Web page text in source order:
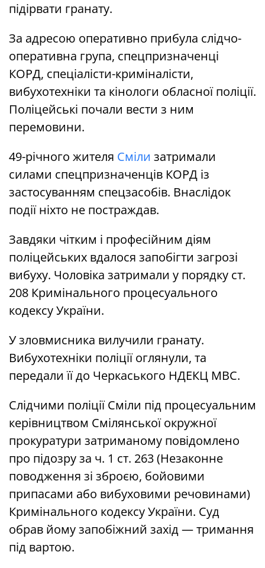
підірвати гранату.
За адресою оперативно прибула слідчо-
оперативна група, спецпризначенці
КОРД, спеціалісти-криміналісти,
вибухотехніки та кінологи обласної поліції.
Поліцейські почали вести з ним
перемовини.
49-річного жителя Сміли затримали
силами спецпризначенців КОРД із
застосуванням спецзасобів. Внаслідок
події ніхто не постраждав.
Завдяки чітким і професійним діям
поліцейських вдалося запобігти загрозі
вибуху. Чоловіка затримали у порядку ст.
208 Кримінального процесуального
кодексу України.
У зловмисника вилучили гранату.
Вибухотехніки поліції оглянули, та
передали її до Черкаського НДЕКЦ МВС.
Слідчими поліції Сміли під процесуальним
керівництвом Смілянської окружної
прокуратури затриманому повідомлено
про підозру за ч. 1 ст. 263 (Незаконне
поводження зі зброєю, бойовими
припасами або вибуховими речовинами)
Кримінального кодексу України. Суд
обрав йому запобіжний захід — тримання
під вартою.